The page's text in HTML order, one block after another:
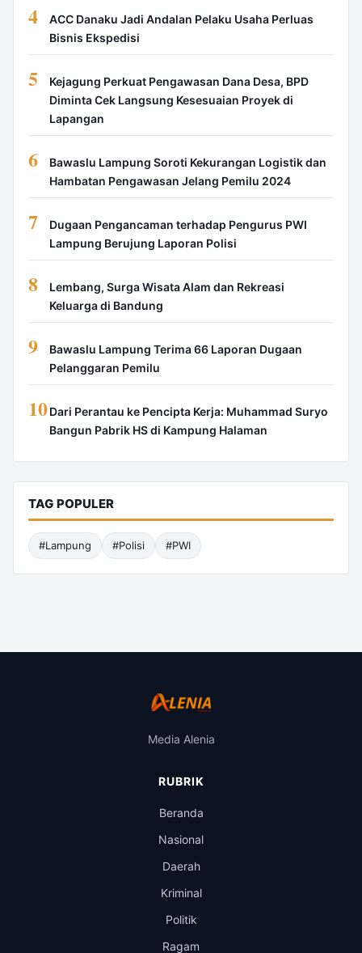
4
ACC Danaku Jadi Andalan Pelaku Usaha Perluas
Bisnis Ekspedisi
5
Kejagung Perkuat Pengawasan Dana Desa, BPD
Diminta Cek Langsung Kesesuaian Proyek di
Lapangan
6
Bawaslu Lampung Soroti Kekurangan Logistik dan
Hambatan Pengawasan Jelang Pemilu 2024
7
Dugaan Pengancaman terhadap Pengurus PWI
Lampung Berujung Laporan Polisi
8
Lembang, Surga Wisata Alam dan Rekreasi
Keluarga di Bandung
9
Bawaslu Lampung Terima 66 Laporan Dugaan
Pelanggaran Pemilu
10Dari Perantau ke Pencipta Kerja: Muhammad Suryo
Bangun Pabrik HS di Kampung Halaman
TAG POPULER
#Lampung #Polisi #PWI
Media Alenia
RUBRIK
Beranda
Nasional
Daerah
Kriminal
Politik
Ragam